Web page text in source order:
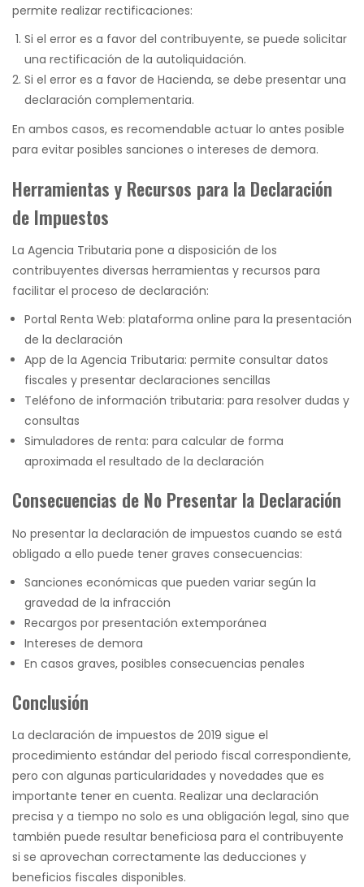
permite realizar rectificaciones:
Si el error es a favor del contribuyente, se puede solicitar
una rectificación de la autoliquidación.
Si el error es a favor de Hacienda, se debe presentar una
declaración complementaria.
En ambos casos, es recomendable actuar lo antes posible
para evitar posibles sanciones o intereses de demora.
Herramientas y Recursos para la Declaración
de Impuestos
La Agencia Tributaria pone a disposición de los
contribuyentes diversas herramientas y recursos para
facilitar el proceso de declaración:
Portal Renta Web: plataforma online para la presentación
de la declaración
App de la Agencia Tributaria: permite consultar datos
fiscales y presentar declaraciones sencillas
Teléfono de información tributaria: para resolver dudas y
consultas
Simuladores de renta: para calcular de forma
aproximada el resultado de la declaración
Consecuencias de No Presentar la Declaración
No presentar la declaración de impuestos cuando se está
obligado a ello puede tener graves consecuencias:
Sanciones económicas que pueden variar según la
gravedad de la infracción
Recargos por presentación extemporánea
Intereses de demora
En casos graves, posibles consecuencias penales
Conclusión
La declaración de impuestos de 2019 sigue el
procedimiento estándar del periodo fiscal correspondiente,
pero con algunas particularidades y novedades que es
importante tener en cuenta. Realizar una declaración
precisa y a tiempo no solo es una obligación legal, sino que
también puede resultar beneficiosa para el contribuyente
si se aprovechan correctamente las deducciones y
beneficios fiscales disponibles.